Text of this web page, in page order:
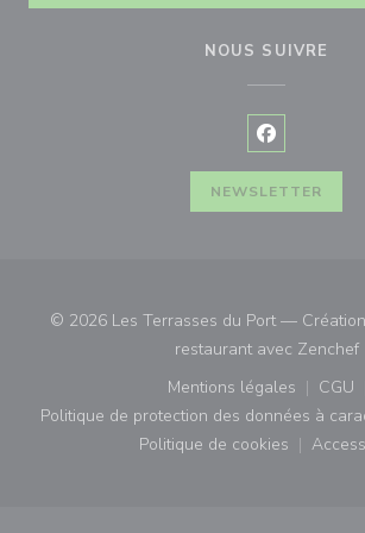
NOUS SUIVRE
Facebook
NEWSLETTER
© 2026 Les Terrasses du Port —
restaurant avec Zenchef
Mentions légales
((ouvre une
CGU
Politique de protection des données à
((ouvre une
Politique de cookies
((ouvre une